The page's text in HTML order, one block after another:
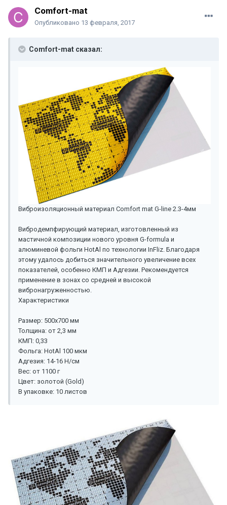
Comfort-mat
Опубликовано 13 февраля, 2017
Comfort-mat сказал:
Виброизоляционный материал Comfort mat G-line 2.3-4мм
Вибродемпфирующий материал, изготовленный из
мастичной композиции нового уровня G-formula и
алюминевой фольги HotAl по технологии InFliz. Благодаря
этому удалось добиться значительного увеличение всех
показателей, особенно КМП и Адгезии. Рекомендуется
применение в зонах со средней и высокой
вибронагруженностью.
Характеристики
Размер: 500х700 мм
Толщина: от 2,3 мм
КМП: 0,33
Фольга: HotAl 100 мкм
Адгезия: 14-16 Н/см
Вес: от 1100 г
Цвет: золотой (Gold)
В упаковке: 10 листов